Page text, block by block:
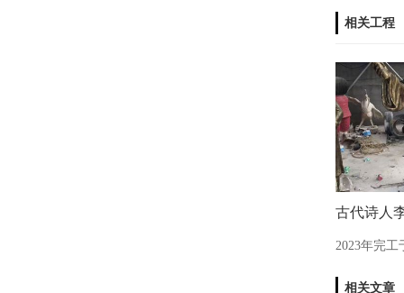
相关工程
古代诗人
2023年完工
相关文章